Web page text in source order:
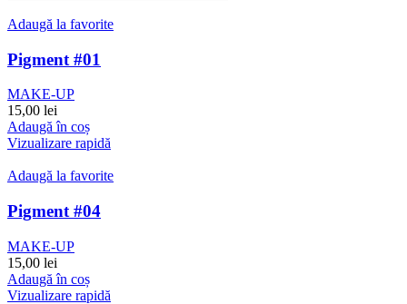
Adaugă la favorite
Pigment #01
MAKE-UP
15,00 lei
Adaugă în coș
Vizualizare rapidă
Adaugă la favorite
Pigment #04
MAKE-UP
15,00 lei
Adaugă în coș
Vizualizare rapidă